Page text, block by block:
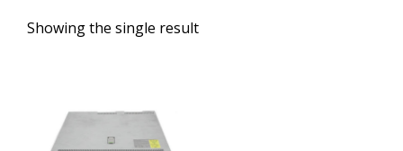
Showing the single result